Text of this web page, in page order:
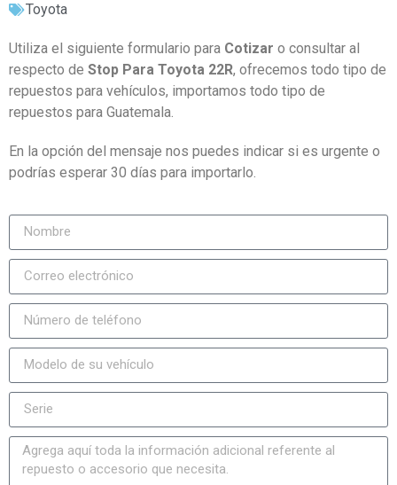
Toyota
Utiliza el siguiente formulario para Cotizar o consultar al
respecto de Stop Para Toyota 22R, ofrecemos todo tipo de
repuestos para vehículos, importamos todo tipo de
repuestos para Guatemala.
En la opción del mensaje nos puedes indicar si es urgente o
podrías esperar 30 días para importarlo.